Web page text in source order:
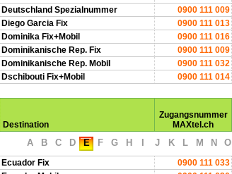
Deutschland Spezialnummer
0900 111 009
Diego Garcia Fix
0900 111 013
Dominika Fix+Mobil
0900 111 016
Dominikanische Rep. Fix
0900 111 009
Dominikanische Rep. Mobil
0900 111 032
Dschibouti Fix+Mobil
0900 111 014
Destination
Zugangsnummer
MAXtel.ch
A B C D E F G H J K L M N O
Ecuador Fix 0900 111 033